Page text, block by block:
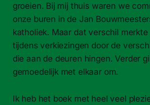
groeien. Bij mij thuis waren we
onze buren in de Jan
katholiek. Maar dat verschil merkte
tijdens verkiezingen door de
die aan de deuren hingen. Verder
gemoedelijk met elkaar om.
Ik heb het boek met heel veel